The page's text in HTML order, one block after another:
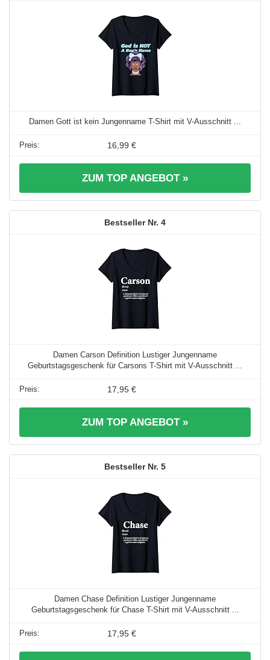
Damen Gott ist kein Jungenname T-Shirt mit V-Ausschnitt ...
16,99 €
ZUM TOP ANGEBOT »
4
Damen Carson Definition Lustiger Jungenname
Geburtstagsgeschenk für Carsons T-Shirt mit V-Ausschnitt ...
17,95 €
ZUM TOP ANGEBOT »
5
Damen Chase Definition Lustiger Jungenname
Geburtstagsgeschenk für Chase T-Shirt mit V-Ausschnitt ...
17,95 €